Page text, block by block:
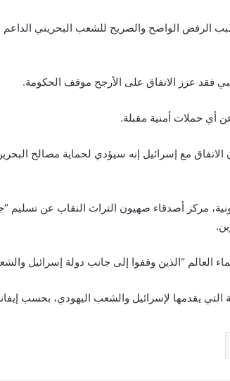
الرفض الواضح والصريح للشعب البحريني
فقد عزز الاتفاق على الأرجح موقف الحكومة.
أي حملات أمنية مقبلة.
الاتفاق مع إسرائيل إنه سيؤدي لحماية مصالح
مركز أصدقاء صهيون التراث النقاب عن تسليم
العالم “الذين وقفوا إلى جانب دولة إسرائيل
التي يقدمها لإسرائيل والشعب اليهودي، بحسب